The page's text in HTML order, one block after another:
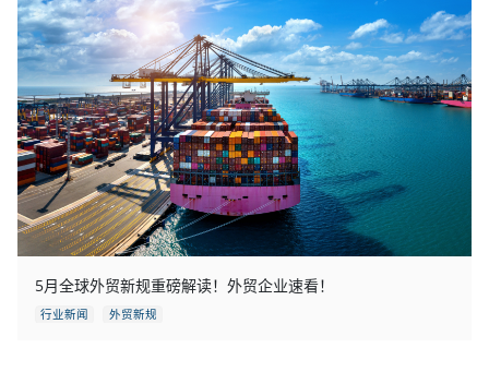
5月全球外贸新规重磅解读！外贸企业速看！
行业新闻 外贸新规